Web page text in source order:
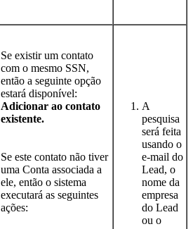
Se existir um contato
com o mesmo SSN,
então a seguinte opção
estará disponível:
Adicionar ao contato
existente.
Se este contato não tiver
uma Conta associada a
ele, então o sistema
executará as seguintes
ações:
A
pesquisa
será feita
usando o
e-mail do
Lead, o
nome da
empresa
do Lead
ou o